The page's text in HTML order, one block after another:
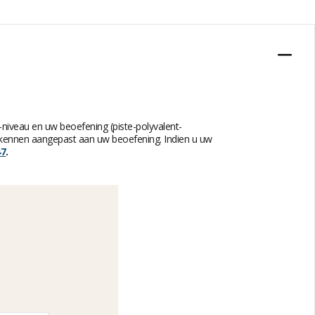
en uw beoefening (piste-polyvalent-
aangepast aan uw beoefening. Indien u uw
.